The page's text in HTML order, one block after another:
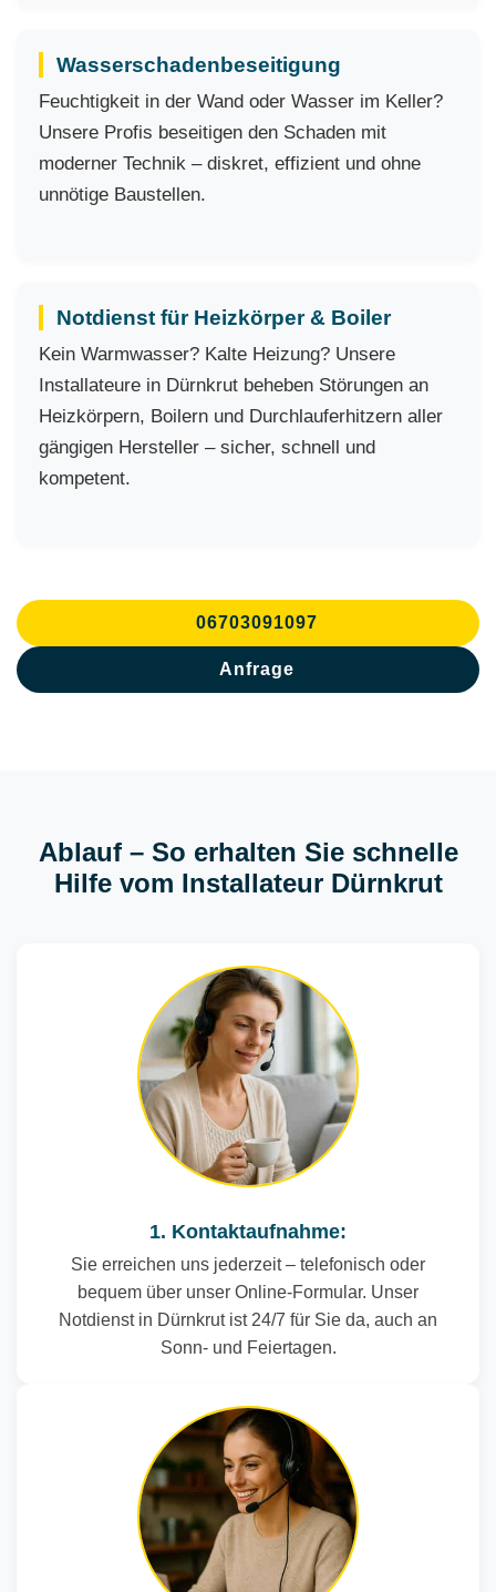
Wasserschadenbeseitigung
Feuchtigkeit in der Wand oder Wasser im Keller?
Unsere Profis beseitigen den Schaden mit
moderner Technik – diskret, effizient und ohne
unnötige Baustellen.
Notdienst für Heizkörper & Boiler
Kein Warmwasser? Kalte Heizung? Unsere
Installateure in Dürnkrut beheben Störungen an
Heizkörpern, Boilern und Durchlauferhitzern aller
gängigen Hersteller – sicher, schnell und
kompetent.
06703091097
Anfrage
Ablauf – So erhalten Sie schnelle
Hilfe vom Installateur Dürnkrut
1. Kontaktaufnahme:
Sie erreichen uns jederzeit – telefonisch oder
bequem über unser Online-Formular. Unser
Notdienst in Dürnkrut ist 24/7 für Sie da, auch an
Sonn- und Feiertagen.